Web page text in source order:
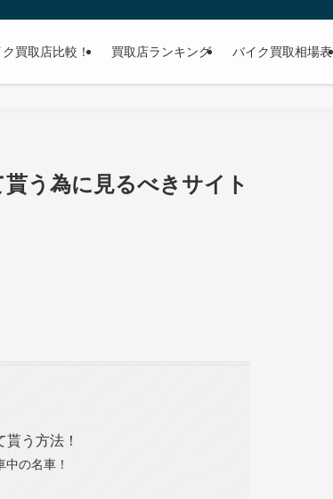
ク買取店比較！ 買取店ランキング バイク買取相場表
う為に見るべきサイト
う方法！
の名車！